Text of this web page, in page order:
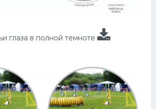
глаза в полной темноте